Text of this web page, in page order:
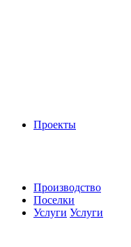
Проекты
Производство
Поселки
Услуги Услуги